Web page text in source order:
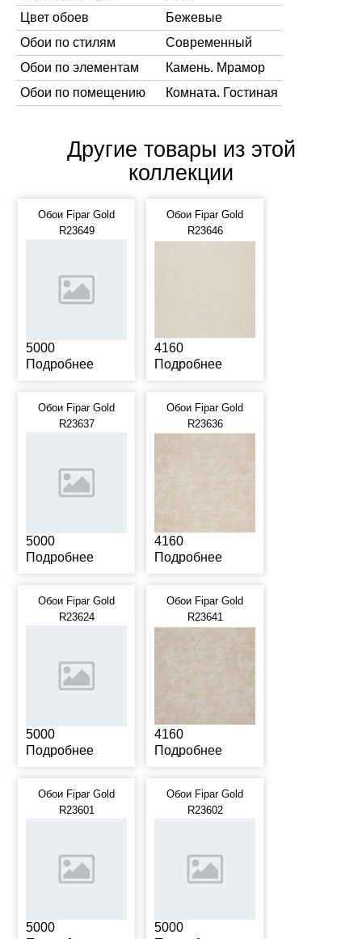
Цвет обоев
Бежевые
Обои по стилям
Современный
Обои по элементам
Камень. Мрамор
Обои по помещению
Комната. Гостиная
Другие товары из этой
коллекции
Обои Fipar Gold
R23649
5000
Подробнее
Обои Fipar Gold
R23646
4160
Подробнее
Обои Fipar Gold
R23637
5000
Подробнее
Обои Fipar Gold
R23636
4160
Подробнее
Обои Fipar Gold
R23624
5000
Подробнее
Обои Fipar Gold
R23641
4160
Подробнее
Обои Fipar Gold
R23601
5000
Обои Fipar Gold
R23602
5000